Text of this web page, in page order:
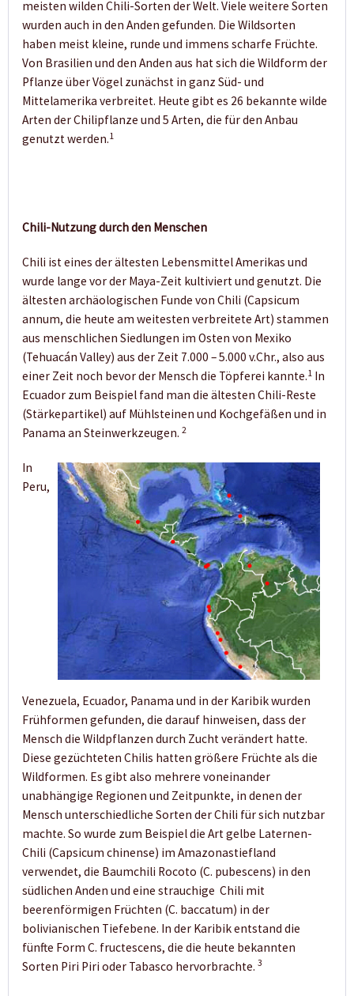
meisten wilden Chili-Sorten der Welt. Viele weitere Sorten
wurden auch in den Anden gefunden. Die Wildsorten
haben meist kleine, runde und immens scharfe Früchte.
Von Brasilien und den Anden aus hat sich die Wildform der
Pflanze über Vögel zunächst in ganz Süd- und
Mittelamerika verbreitet. Heute gibt es 26 bekannte wilde
Arten der Chilipflanze und 5 Arten, die für den Anbau
genutzt werden.1
Chili-Nutzung durch den Menschen
Chili ist eines der ältesten Lebensmittel Amerikas und
wurde lange vor der Maya-Zeit kultiviert und genutzt. Die
ältesten archäologischen Funde von Chili (Capsicum
annum, die heute am weitesten verbreitete Art) stammen
aus menschlichen Siedlungen im Osten von Mexiko
(Tehuacán Valley) aus der Zeit 7.000 – 5.000 v.Chr., also aus
einer Zeit noch bevor der Mensch die Töpferei kannte.1 In
Ecuador zum Beispiel fand man die ältesten Chili-Reste
(Stärkepartikel) auf Mühlsteinen und Kochgefäßen und in
Panama an Steinwerkzeugen.2
In
Peru,
Venezuela, Ecuador, Panama und in der Karibik wurden
Frühformen gefunden, die darauf hinweisen, dass der
Mensch die Wildpflanzen durch Zucht verändert hatte.
Diese gezüchteten Chilis hatten größere Früchte als die
Wildformen. Es gibt also mehrere voneinander
unabhängige Regionen und Zeitpunkte, in denen der
Mensch unterschiedliche Sorten der Chili für sich nutzbar
machte. So wurde zum Beispiel die Art gelbe Laternen-
Chili (Capsicum chinense) im Amazonastiefland
verwendet, die Baumchili Rocoto (C. pubescens) in den
südlichen Anden und eine strauchige Chili mit
beerenförmigen Früchten (C. baccatum) in der
bolivianischen Tiefebene. In der Karibik entstand die
fünfte Form C. fructescens, die die heute bekannten
Sorten Piri Piri oder Tabasco hervorbrachte.3